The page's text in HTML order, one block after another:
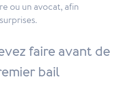
ou un avocat, afin
faire avant de
bail